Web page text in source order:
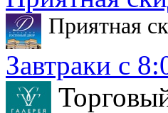
Приятная
Завтраки с